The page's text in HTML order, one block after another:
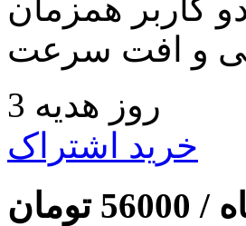
کاربر همزمان
و افت سرعت
3 روز هدیه
خرید اشتراک
/
56000 تومان